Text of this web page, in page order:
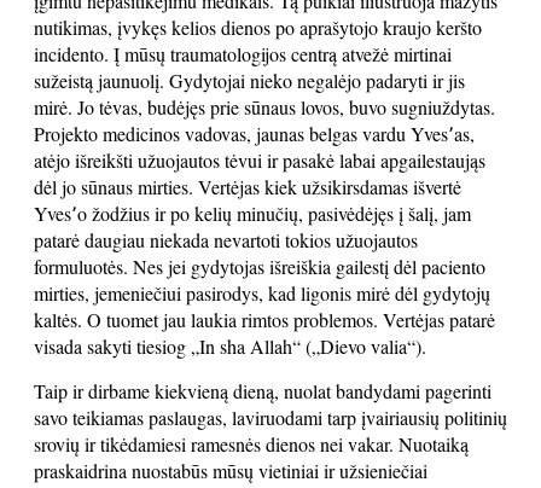
nutikimas, įvykęs kelios dienos po aprašytojo kraujo keršto
incidento. Į mūsų traumatologijos centrą atvežė mirtinai
sužeistą jaunuolį. Gydytojai nieko negalėjo padaryti ir jis
mirė. Jo tėvas, budėjęs prie sūnaus lovos, buvo sugniuždytas.
Projekto medicinos vadovas, jaunas belgas vardu Yves՚as,
atėjo išreikšti užuojautos tėvui ir pasakė labai apgailestaująs
dėl jo sūnaus mirties. Vertėjas kiek užsikirsdamas išvertė
Yves՚o žodžius ir po kelių minučių, pasivėdėjęs į šalį, jam
patarė daugiau niekada nevartoti tokios užuojautos
formuluotės. Nes jei gydytojas išreiškia gailestį dėl paciento
mirties, jemeniečiui pasirodys, kad ligonis mirė dėl gydytojų
kaltės. O tuomet jau laukia rimtos problemos. Vertėjas patarė
visada sakyti tiesiog „In sha Allah“ („Dievo valia“).
Taip ir dirbame kiekvieną dieną, nuolat bandydami pagerinti
savo teikiamas paslaugas, laviruodami tarp įvairiausių politinių
srovių ir tikėdamiesi ramesnės dienos nei vakar. Nuotaiką
praskaidrina nuostabūs mūsų vietiniai ir užsieniečiai